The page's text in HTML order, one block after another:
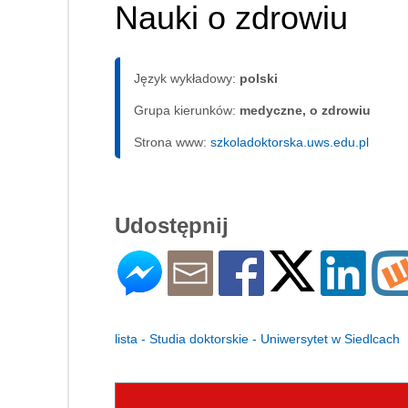
Nauki o zdrowiu
Język wykładowy: polski
Grupa kierunków: medyczne, o zdrowiu
Strona www: szkoladoktorska.uws.edu.pl
Udostępnij
lista - Studia doktorskie - Uniwersytet w Siedlcach